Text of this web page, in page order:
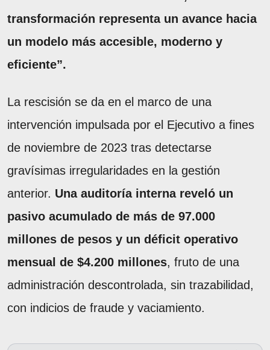
transformación representa un avance hacia
un modelo más accesible, moderno y
eficiente”.
La rescisión se da en el marco de una
intervención impulsada por el Ejecutivo a fines
de noviembre de 2023 tras detectarse
gravísimas irregularidades en la gestión
anterior. Una auditoría interna reveló un
pasivo acumulado de más de 97.000
millones de pesos y un déficit operativo
mensual de $4.200 millones, fruto de una
administración descontrolada, sin trazabilidad,
con indicios de fraude y vaciamiento.